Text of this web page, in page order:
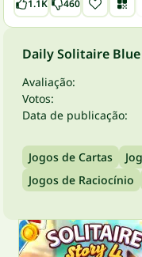
1.1K 460
Daily Solitaire Blue
Avaliação:
Votos:
Data de publicação:
Jogos de Cartas
Jogos de Raciocínio